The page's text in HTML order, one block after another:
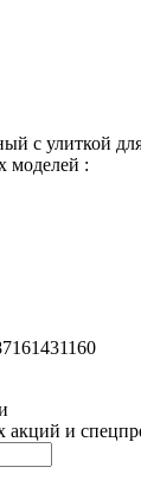
c улиткой
моделей :
акций и